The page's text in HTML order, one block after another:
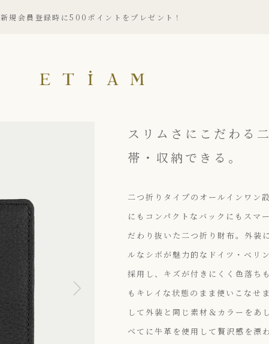
新規会員登録時に500ポイントをプレゼント！
スリムさにこだわる
帯・収納できる。
二つ折りタイプのオールインワン
にもコンパクトなバックにもスマ
だわり抜いた二つ折り財布。外装
ルなシボが魅力的なドイツ・ベリ
採用し、キズが付きにくく色落ち
もキレイな状態のまま使いこなせ
して外装と同じ素材＆カラーをあ
べてに牛革を使用して贅沢感を漂